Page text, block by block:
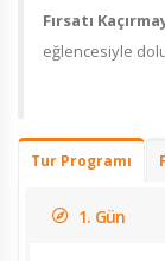
Fırsatı
eğlencesiyle
Tur Programı
1. Gün